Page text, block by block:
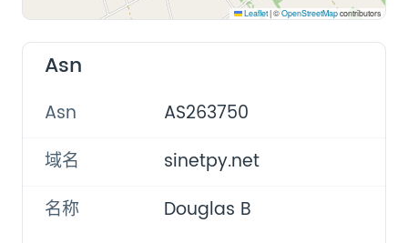
Leaflet|©OpenStreetMapcontributors
Asn
Asn
AS263750
域名
sinetpy.net
名称
Douglas B